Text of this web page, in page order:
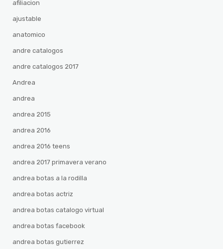
afiliacion
ajustable
anatomico
andre catalogos
andre catalogos 2017
Andrea
andrea
andrea 2015
andrea 2016
andrea 2016 teens
andrea 2017 primavera verano
andrea botas a la rodilla
andrea botas actriz
andrea botas catalogo virtual
andrea botas facebook
andrea botas gutierrez